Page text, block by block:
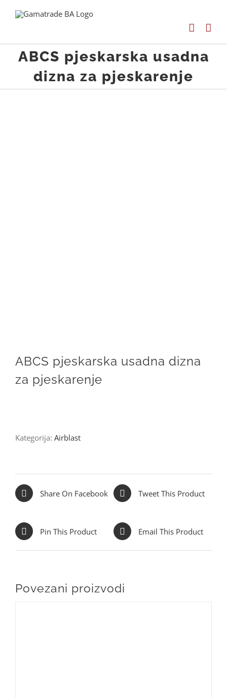
ABCS pjeskarska usadna
dizna za pjeskarenje
ABCS pjeskarska usadna dizna
za pjeskarenje
Kategorija: Airblast
Share On Facebook Tweet This Product
Pin This Product Email This Product
Povezani proizvodi